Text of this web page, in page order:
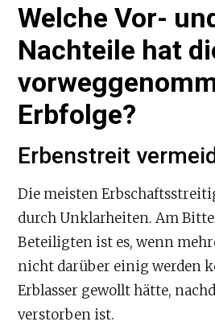
Welche Vor-
Nachteile hat
Erbfolge?
Erbenstreit
Die meisten
durch Unklarheiten. Am
Beteiligten ist es, wenn
nicht darüber einig werden
Erblasser gewollt hätte,
verstorben ist.